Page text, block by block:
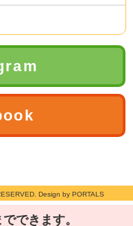
できます。
Design by PORTALS